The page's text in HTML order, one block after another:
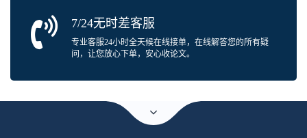
7/24无时差客服
专业客服24小时全天候在线接单，在线解答您的所有疑
问，让您放心下单，安心收论文。